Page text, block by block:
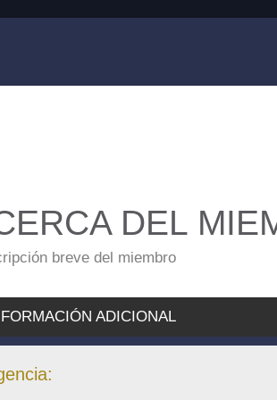
DEL
breve del miembro
ADICIONAL